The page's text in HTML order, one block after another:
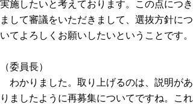
実施したいと考えております。この点につき
まして審議をいただきまして、選抜方針につ
いてよろしくお願いしたいということです。
（委員長）
わかりました。取り上げるのは、説明があ
りましたように再募集についてですね。これ